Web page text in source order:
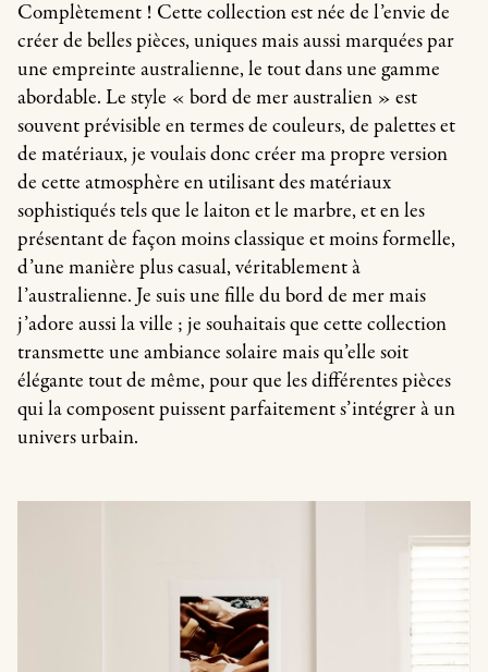
Complètement ! Cette collection est née de l’envie de
créer de belles pièces, uniques mais aussi marquées par
une empreinte australienne, le tout dans une gamme
abordable. Le style « bord de mer australien » est
souvent prévisible en termes de couleurs, de palettes et
de matériaux, je voulais donc créer ma propre version
de cette atmosphère en utilisant des matériaux
sophistiqués tels que le laiton et le marbre, et en les
présentant de façon moins classique et moins formelle,
d’une manière plus casual, véritablement à
l’australienne. Je suis une fille du bord de mer mais
j’adore aussi la ville ; je souhaitais que cette collection
transmette une ambiance solaire mais qu’elle soit
élégante tout de même, pour que les différentes pièces
qui la composent puissent parfaitement s’intégrer à un
univers urbain.